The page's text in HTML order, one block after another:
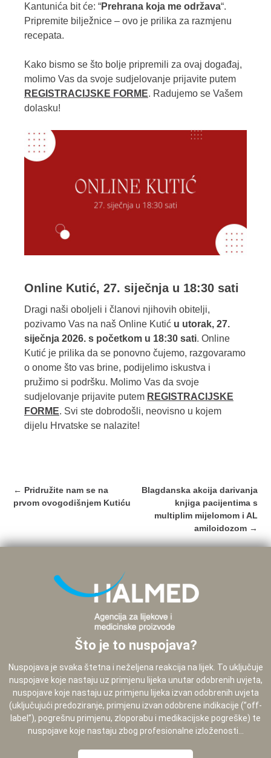
Kantunića bit će: “Prehrana koja me održava“.
Pripremite bilježnice – ovo je prilika za razmjenu
recepata.
Kako bismo se što bolje pripremili za ovaj događaj,
molimo Vas da svoje sudjelovanje prijavite putem
REGISTRACIJSKE FORME. Radujemo se Vašem
dolasku!
Online Kutić, 27. siječnja u 18:30 sati
Dragi naši oboljeli i članovi njihovih obitelji,
pozivamo Vas na naš Online Kutić u utorak, 27.
siječnja 2026. s početkom u 18:30 sati. Online
Kutić je prilika da se ponovno čujemo, razgovaramo
o onome što vas brine, podijelimo iskustva i
pružimo si podršku. Molimo Vas da svoje
sudjelovanje prijavite putem REGISTRACIJSKE
FORME. Svi ste dobrodošli, neovisno u kojem
dijelu Hrvatske se nalazite!
Post
navigation
← Pridružite nam se na
prvom ovogodišnjem Kutiću
Blagdanska akcija darivanja
knjiga pacijentima s
multiplim mijelomom i AL
amiloidozom →
Što je to nuspojava?
Nuspojava je svaka štetna i neželjena reakcija na lijek. To uključuje
nuspojave koje nastaju uz primjenu lijeka unutar odobrenih uvjeta,
nuspojave koje nastaju uz primjenu lijeka izvan odobrenih uvjeta
(uključujući predoziranje, primjenu izvan odobrene indikacije (”off-
label”), pogrešnu primjenu, zloporabu i medikacijske pogreške) te
nuspojave koje nastaju zbog profesionalne izloženosti...